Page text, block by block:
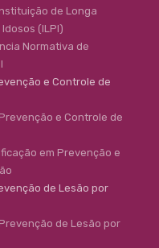
de Longa
(ILPI)
Normativa de
e Controle de
e Controle de
em Prevenção e
de Lesão por
de Lesão por